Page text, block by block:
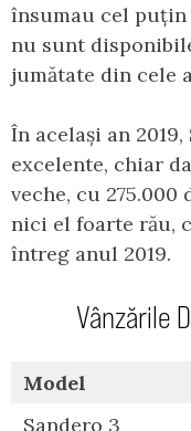
însumau cel puțin
nu sunt
jumătate din cele
În același an
excelente, chiar
veche, cu
nici el foarte rău,
întreg anul 2019.
Vânzările
Model
Sandero 3